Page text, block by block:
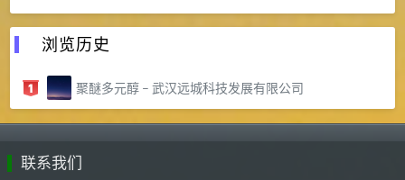
浏览历史
聚醚多元醇 – 武汉远城科技发展有限公司
联系我们